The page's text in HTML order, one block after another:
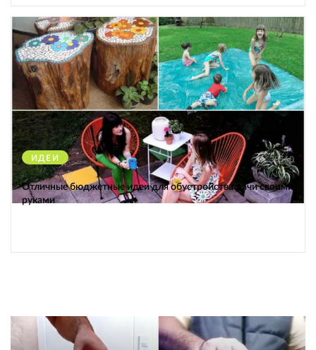
ИДЕИ 38560
Отличные бюджетные идеи для обустройства дачи своими
руками